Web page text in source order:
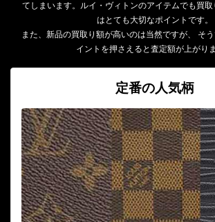
てしまいます。ルイ・ヴィトンのアイテムでも買取
はとても大切なポイントです。
また、新品の買取り額が高いのは当然ですが、 そ
イントを押さえると査定額が上がり
定番の人気柄